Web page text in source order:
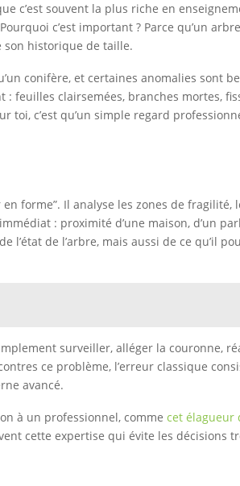
souvent la plus riche en
c’est important ? Parce qu’un
son historique de taille.
conifère, et certaines anomalies sont
clairsemées, branches mortes,
toi, c’est qu’un simple regard
forme”. Il analyse les zones de
: proximité d’une maison, d’un
l’état de l’arbre, mais aussi de ce qu’il
surveiller, alléger la couronne,
ce problème, l’erreur classique
avancé.
à un professionnel, comme cet élagueur
cette expertise qui évite les décisions